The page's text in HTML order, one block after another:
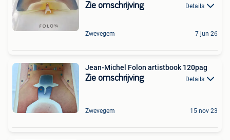
Zie omschrijving Details
Zwevegem 7 jun 26
Jean-Michel Folon artistbook 120pag
Zie omschrijving Details
Zwevegem 15 nov 23